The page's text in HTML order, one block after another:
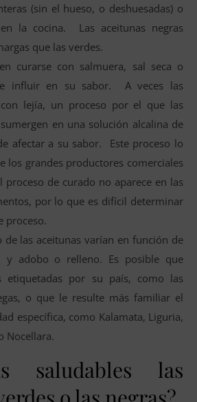
(sin el hueso, o deshuesadas) o
la cocina. Las aceitunas negras
que las verdes.
curarse con salmuera, sal seca o
influir en su sabor. A veces las
lejía, un proceso por el que las
en una solución alcalina de
afectar a su sabor. Este proceso lo
los grandes productores comerciales
proceso de curado no aparece en las
por lo que es difícil determinar
proceso.
de las aceitunas varían en función de
y adobo o relleno. Es posible que
etiquetadas por su país, como las
o que le resulte más familiar el
específica, como Kalamata, Liguria,
Nocellara.
saludables las